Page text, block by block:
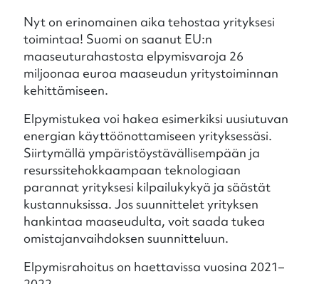
Nyt on erinomainen aika tehostaa yrityksesi
toimintaa! Suomi on saanut EU:n
maaseuturahastosta elpymisvaroja 26
miljoonaa euroa maaseudun yritystoiminnan
kehittämiseen.
Elpymistukea voi hakea esimerkiksi uusiutuvan
energian käyttöönottamiseen yrityksessäsi.
Siirtymällä ympäristöystävällisempään ja
resurssitehokkaampaan teknologiaan
parannat yrityksesi kilpailukykyä ja säästät
kustannuksissa. Jos suunnittelet yrityksen
hankintaa maaseudulta, voit saada tukea
omistajanvaihdoksen suunnitteluun.
Elpymisrahoitus on haettavissa vuosina 2021–